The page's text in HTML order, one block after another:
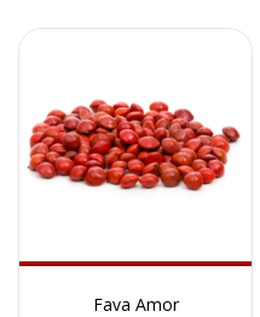
Fava Amor